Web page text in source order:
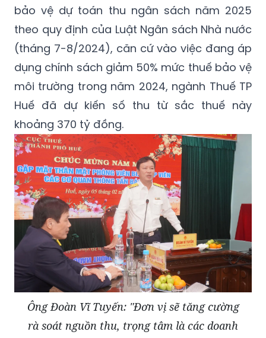
bảo vệ dự toán thu ngân sách năm 2025
theo quy định của Luật Ngân sách Nhà nước
(tháng 7-8/2024), căn cứ vào việc đang áp
dụng chính sách giảm 50% mức thuế bảo vệ
môi trường trong năm 2024, ngành Thuế TP
Huế đã dự kiến số thu từ sắc thuế này
khoảng 370 tỷ đồng.
Ông Đoàn Vĩ Tuyến: "Đơn vị sẽ tăng cường
rà soát nguồn thu, trọng tâm là các doanh